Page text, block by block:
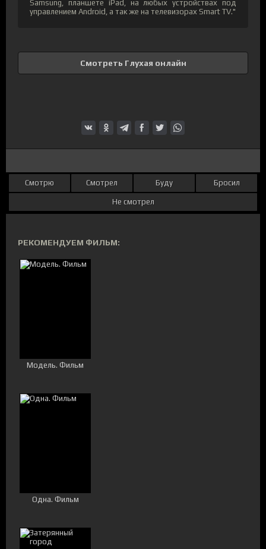
Samsung, планшете iPad, на любых устройствах под
управлением Android, а так же на телевизорах Smart TV."
Смотреть Глухая онлайн
Смотрю Смотрел Буду Бросил
Не смотрел
РЕКОМЕНДУЕМ ФИЛЬМ:
Модель. Фильм
Одна. Фильм